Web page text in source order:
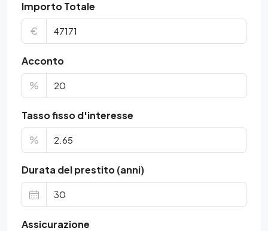
Importo Totale
€
Acconto
%
Tasso fisso d'interesse
%
Durata del prestito (anni)
Assicurazione